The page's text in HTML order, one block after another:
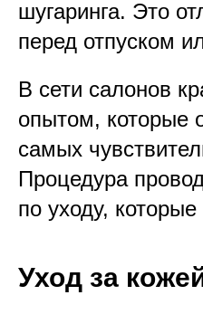
шугаринга. Это
перед отпуском
В сети салонов
опытом, которые
самых
Процедура
по уходу,
Уход за